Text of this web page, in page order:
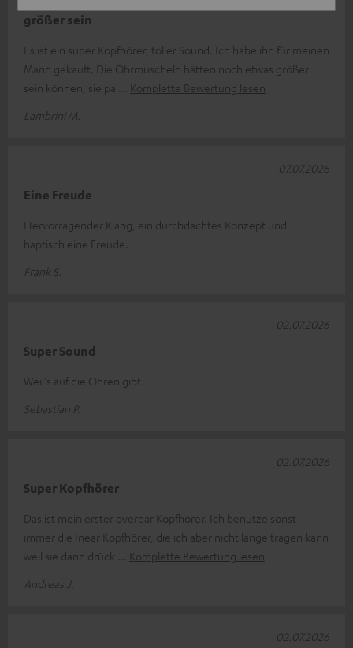
größer sein
Es ist ein super Kopfhörer, toller Sound. Ich habe ihn für meinen
Mann gekauft. Die Ohrmuscheln hätten noch etwas größer
sein können, sie pa
Komplette Bewertung lesen
Lambrini M.
Eine Freude
Hervorragender Klang, ein durchdachtes Konzept und
haptisch eine Freude.
Frank S.
07.07.2026
Super Sound
Weil‘s auf die Ohren gibt
Sebastian P.
02.07.2026
Super Kopfhörer
Das ist mein erster overear Kopfhörer. Ich benutze sonst
immer die Inear Kopfhörer, die ich aber nicht lange tragen kann
weil sie dann drück
Komplette Bewertung lesen
Andreas J.
02.07.2026
02.07.2026